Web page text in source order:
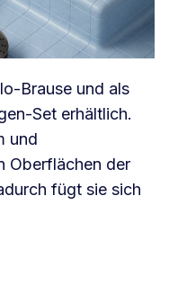
Brause und als
Set erhältlich.
und
Oberflächen der
fügt sie sich